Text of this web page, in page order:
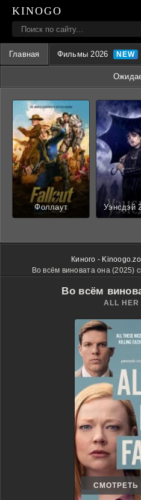
KINOGO
Главная Фильмы 2026
Фоллаут Уэнсдэй
Киного -
Во всём виновата она (2025)
Во всём
ALL HER
СМОТРЕТЬ